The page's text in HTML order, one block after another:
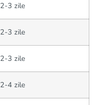
2-3 zile
2-3 zile
2-3 zile
2-4 zile